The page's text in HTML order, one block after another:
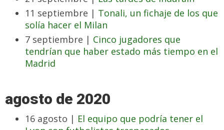
11 septiembre | Tonali, un fichaje de los que
solía hacer el Milan
7 septiembre | Cinco jugadores que
tendrían que haber estado más tiempo en el
Madrid
agosto de 2020
16 agosto | El equipo que podría tener el